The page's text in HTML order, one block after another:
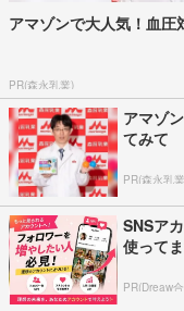
アマゾンで大人気！血圧
PR(森永乳業)
アマゾ
てみて
PR(森永乳
SNSア
使ってま
PR(Dreaw